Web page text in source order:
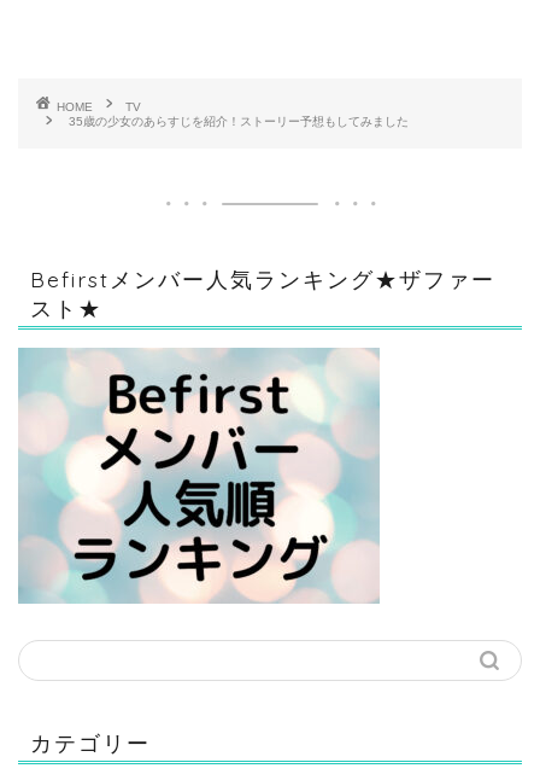
HOME
TV
35歳の少女のあらすじを紹介！ストーリー予想もしてみました
Befirstメンバー人気ランキング★ザファー
スト★
カテゴリー